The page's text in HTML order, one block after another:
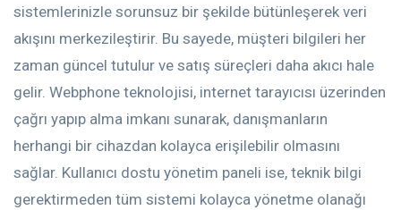
sistemlerinizle sorunsuz bir şekilde bütünleşerek veri
akışını merkezileştirir. Bu sayede, müşteri bilgileri her
zaman güncel tutulur ve satış süreçleri daha akıcı hale
gelir. Webphone teknolojisi, internet tarayıcısı üzerinden
çağrı yapıp alma imkanı sunarak, danışmanların
herhangi bir cihazdan kolayca erişilebilir olmasını
sağlar. Kullanıcı dostu yönetim paneli ise, teknik bilgi
gerektirmeden tüm sistemi kolayca yönetme olanağı